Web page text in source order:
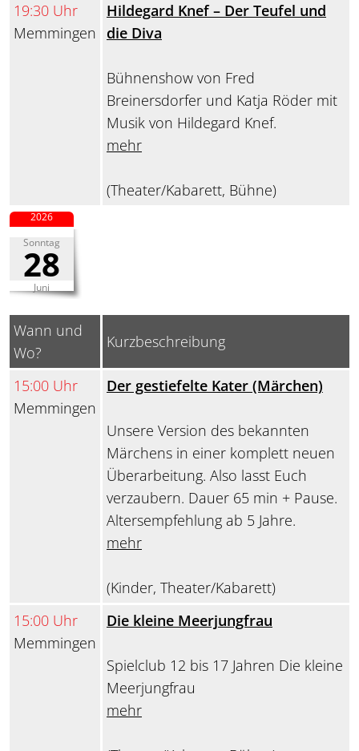
19:30 Uhr
Memmingen
Hildegard Knef – Der Teufel und
die Diva
Bühnenshow von Fred
Breinersdorfer und Katja Röder mit
Musik von Hildegard Knef.
mehr
(Theater/Kabarett, Bühne)
Sonntag
28
Juni
2026
Wann und
Wo?
Kurzbeschreibung
15:00 Uhr
Memmingen
Der gestiefelte Kater (Märchen)
Unsere Version des bekannten
Märchens in einer komplett neuen
Überarbeitung. Also lasst Euch
verzaubern. Dauer 65 min + Pause.
Altersempfehlung ab 5 Jahre.
mehr
(Kinder, Theater/Kabarett)
15:00 Uhr
Memmingen
Die kleine Meerjungfrau
Spielclub 12 bis 17 Jahren Die kleine
Meerjungfrau
mehr